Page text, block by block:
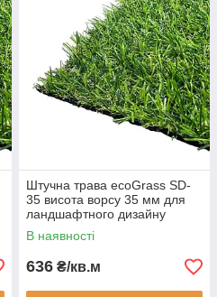
Штучна трава ecoGrass SD-
35 висота ворсу 35 мм для
ландшафтного дизайну
декоративна
В наявності
636 ₴/кв.м